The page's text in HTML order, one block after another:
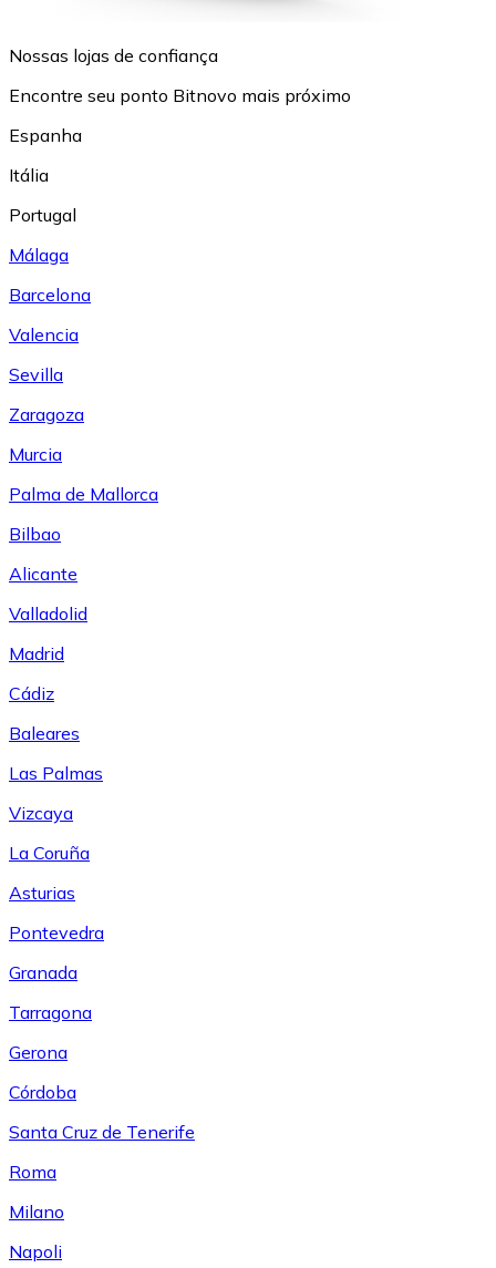
Nossas lojas de confiança
Encontre seu ponto Bitnovo mais próximo
Espanha
Itália
Portugal
Málaga
Barcelona
Valencia
Sevilla
Zaragoza
Murcia
Palma de Mallorca
Bilbao
Alicante
Valladolid
Madrid
Cádiz
Baleares
Las Palmas
Vizcaya
La Coruña
Asturias
Pontevedra
Granada
Tarragona
Gerona
Córdoba
Santa Cruz de Tenerife
Roma
Milano
Napoli